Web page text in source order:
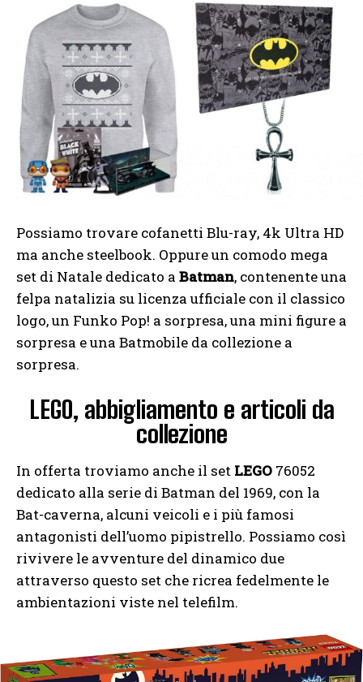
Possiamo trovare cofanetti Blu-ray, 4k Ultra HD
ma anche steelbook. Oppure un comodo mega
set di Natale dedicato a Batman, contenente una
felpa natalizia su licenza ufficiale con il classico
logo, un Funko Pop! a sorpresa, una mini figure a
sorpresa e una Batmobile da collezione a
sorpresa.
LEGO, abbigliamento e articoli da
collezione
In offerta troviamo anche il set LEGO 76052
dedicato alla serie di Batman del 1969, con la
Bat-caverna, alcuni veicoli e i più famosi
antagonisti dell’uomo pipistrello. Possiamo così
rivivere le avventure del dinamico due
attraverso questo set che ricrea fedelmente le
ambientazioni viste nel telefilm.